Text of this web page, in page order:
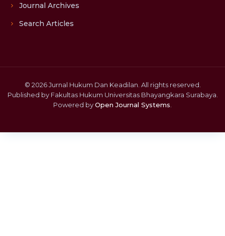
Journal Archives
Search Articles
© 2026 Jurnal Hukum Dan Keadilan. All rights reserved.
Published by Fakultas Hukum Universitas Bhayangkara Surabaya.
Powered byOpen Journal Systems